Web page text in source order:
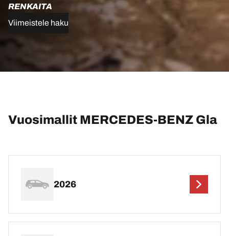
RENKAITA
Viimeistele haku
Vuosimallit MERCEDES-BENZ Gla
2026